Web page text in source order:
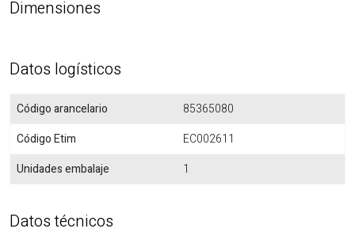
Dimensiones
Datos logísticos
Código arancelario
85365080
Código Etim
EC002611
Unidades embalaje
1
Datos técnicos